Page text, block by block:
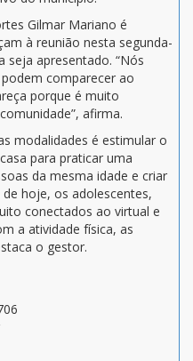
Gilmar Mariano é
à reunião nesta segunda-
seja apresentado. “Nós
comparecer ao
porque é muito
afirma.
modalidades é estimular o
para praticar uma
da mesma idade e criar
hoje, os adolescentes,
conectados ao virtual e
a atividade física, as
o gestor.